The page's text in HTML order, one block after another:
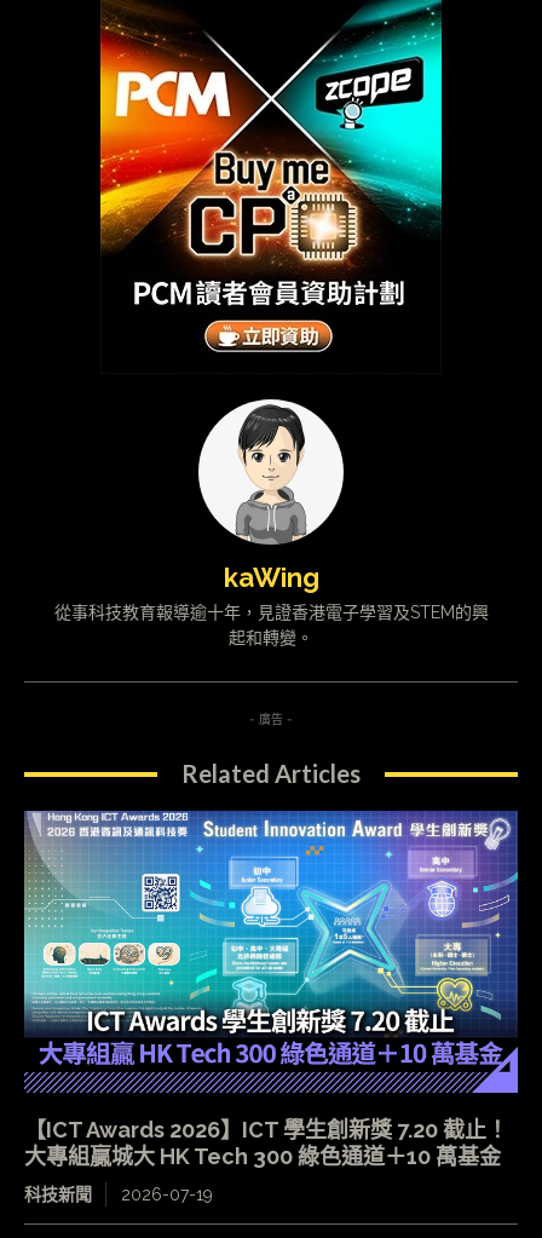
kaWing
從事科技教育報導逾十年，見證香港電子學習及STEM的興
起和轉變。
- 廣告 -
Related Articles
【ICT Awards 2026】ICT 學生創新獎 7.20 截止！
大專組贏城大 HK Tech 300 綠色通道＋10 萬基金
科技新聞 2026-07-19